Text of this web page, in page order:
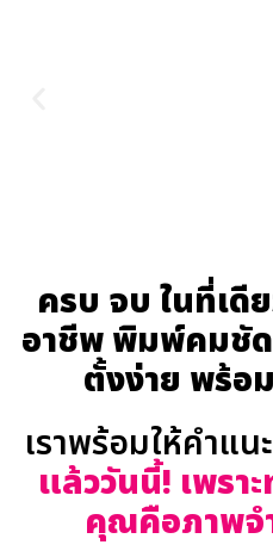
ครบ จบ ในที่เดี
อาชีพ พิมพ์คมชั
ตั้งง่าย พร้อ
เราพร้อมให้คำแ
แล้ววันนี้! เพรา
คุณคือภาพจ